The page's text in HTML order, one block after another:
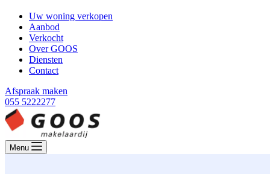
Uw woning verkopen
Aanbod
Verkocht
Over GOOS
Diensten
Contact
Afspraak maken
055 5222277
Menu